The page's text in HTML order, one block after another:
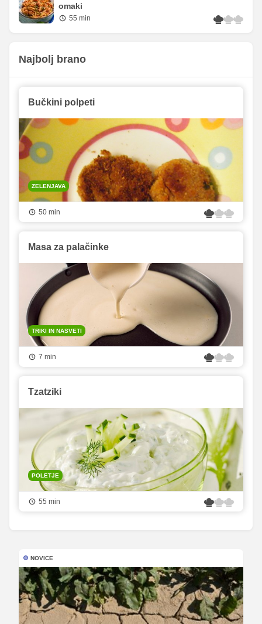
omaki
55 min
Najbolj brano
Bučkini polpeti
ZELENJAVA
50 min
Masa za palačinke
TRIKI IN NASVETI
7 min
Tzatziki
POLETJE
55 min
NOVICE